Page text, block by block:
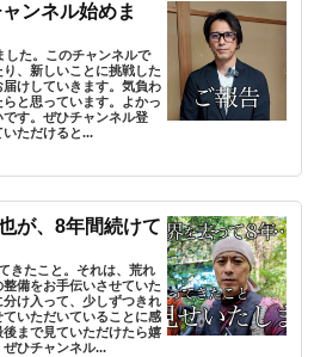
ンネル始めま
た。このチャンネルで
、新しいことに挑戦した
けしていきます。気負わ
と思っています。よかっ
す。ぜひチャンネル登
ただけると...
が、8年間続けて
きたこと。それは、荒れ
備をお手伝いさせていた
け入って、少しずつきれ
いただいていることに感
まで見ていただけたら嬉
ぜひチャンネル...